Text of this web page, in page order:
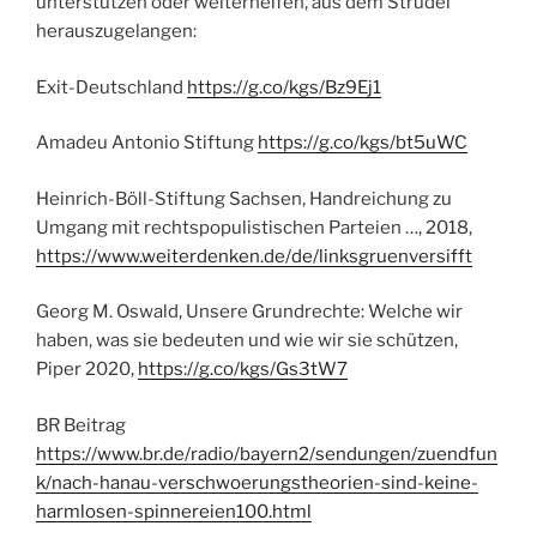
herauszugelangen:
Exit-Deutschland https://g.co/kgs/Bz9Ej1
Amadeu Antonio Stiftung https://g.co/kgs/bt5uWC
Heinrich-Böll-Stiftung Sachsen, Handreichung zu
Umgang mit rechtspopulistischen Parteien …, 2018,
https://www.weiterdenken.de/de/linksgruenversifft
Georg M. Oswald, Unsere Grundrechte: Welche wir
haben, was sie bedeuten und wie wir sie schützen,
Piper 2020, https://g.co/kgs/Gs3tW7
BR Beitrag
https://www.br.de/radio/bayern2/sendungen/zuendfun
k/nach-hanau-verschwoerungstheorien-sind-keine-
harmlosen-spinnereien100.html